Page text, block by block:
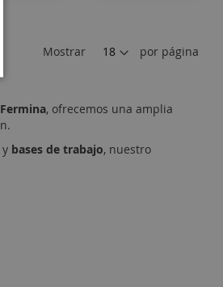
Mostrar por página
, ofrecemos una amplia
y bases de trabajo, nuestro